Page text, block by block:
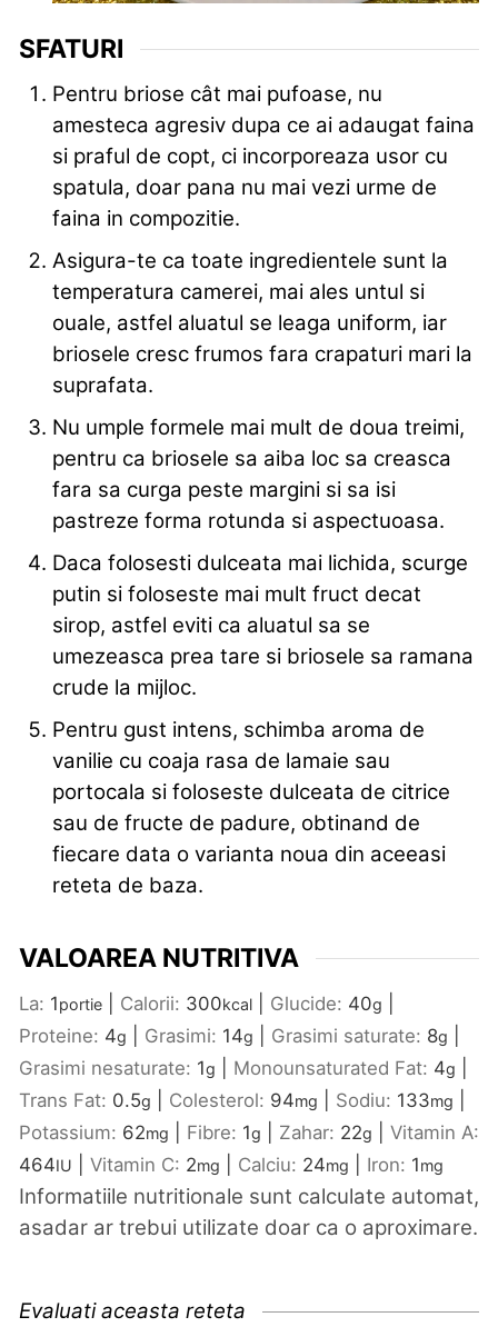
SFATURI
Pentru briose cât mai pufoase, nu
amesteca agresiv dupa ce ai adaugat faina
si praful de copt, ci incorporeaza usor cu
spatula, doar pana nu mai vezi urme de
faina in compozitie.
Asigura-te ca toate ingredientele sunt la
temperatura camerei, mai ales untul si
ouale, astfel aluatul se leaga uniform, iar
briosele cresc frumos fara crapaturi mari la
suprafata.
Nu umple formele mai mult de doua treimi,
pentru ca briosele sa aiba loc sa creasca
fara sa curga peste margini si sa isi
pastreze forma rotunda si aspectuoasa.
Daca folosesti dulceata mai lichida, scurge
putin si foloseste mai mult fruct decat
sirop, astfel eviti ca aluatul sa se
umezeasca prea tare si briosele sa ramana
crude la mijloc.
Pentru gust intens, schimba aroma de
vanilie cu coaja rasa de lamaie sau
portocala si foloseste dulceata de citrice
sau de fructe de padure, obtinand de
fiecare data o varianta noua din aceeasi
reteta de baza.
VALOAREA NUTRITIVA
La: 1portie Calorii: 300kcal Glucide: 40g
Proteine: 4g Grasimi: 14g Grasimi saturate: 8g
Grasimi nesaturate: 1g Monounsaturated Fat: 4g
Trans Fat: 0.5g Colesterol: 94mg Sodiu: 133mg
Potassium: 62mg Fibre: 1g Zahar: 22g
Vitamin A:
464IU Vitamin C: 2mg Calciu: 24mg Iron: 1mg
Informatiile nutritionale sunt calculate automat,
asadar ar trebui utilizate doar ca o aproximare.
Evaluati aceasta reteta